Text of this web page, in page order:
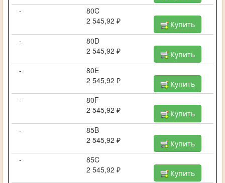
-
80C
2 545,92 ₽
Купить
-
80D
2 545,92 ₽
Купить
-
80E
2 545,92 ₽
Купить
-
80F
2 545,92 ₽
Купить
-
85B
2 545,92 ₽
Купить
-
85C
2 545,92 ₽
Купить